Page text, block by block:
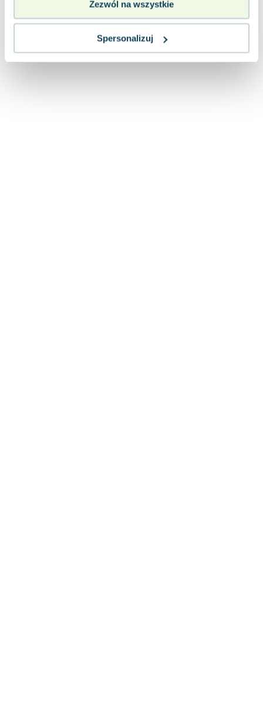
Zezwól na wszystkie
Spersonalizuj
Ajahn Brahm
Jacek Walkiewicz